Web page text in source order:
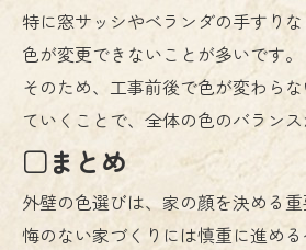
特に窓サッシやベランダの手すり
色が変更できないことが多いです。
そのため、工事前後で色が変わら
ていくことで、全体の色のバランス
□まとめ
外壁の色選びは、家の顔を決める
悔のない家づくりには慎重に進める